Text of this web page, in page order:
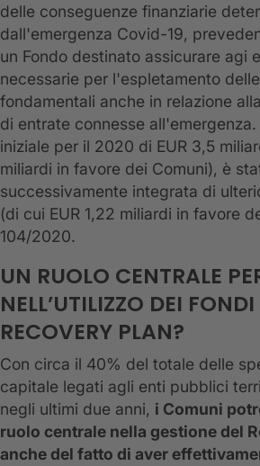
delle conseguenze finanziarie
dall'emergenza Covid-19,
un Fondo destinato assicurare agi
necessarie per l'espletamento
fondamentali anche in relazione
di entrate connesse
iniziale per il 2020 di EUR 3,5
miliardi in favore dei Comuni), è
successivamente integrata di
(di cui EUR 1,22 miliardi in favore
104/2020.
UN RUOLO CENTRALE
NELL’UTILIZZO DEI FONDI
RECOVERY PLAN?
Con circa il 40% del totale delle
capitale legati agli enti pubblici
negli ultimi due anni, i Comuni
ruolo centrale nella gestione del
anche del fatto di aver